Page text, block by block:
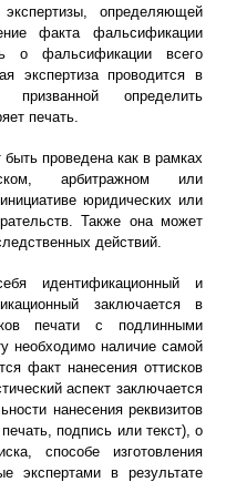
определяющей
факта фальсификации
о фальсификации всего
экспертиза проводится в
определить
печать.
проведена как в рамках
арбитражном или
юридических или
Также она может
действий.
идентификационный и
заключается в
печати с подлинными
необходимо наличие самой
факт нанесения оттисков
аспект заключается
нанесения реквизитов
подпись или текст), о
способе изготовления
экспертами в результате